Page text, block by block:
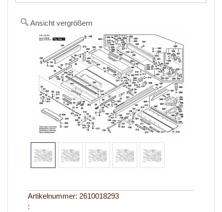
Ansicht vergrößern
Artikelnummer: 2610018293
: